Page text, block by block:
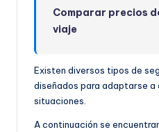
Comparar precios
viaje
Existen diversos tipos de
diseñados para adaptarse
situaciones.
A continuación se